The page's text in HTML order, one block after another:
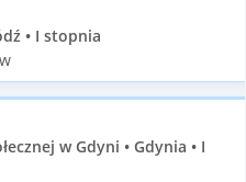
• I stopnia
w Gdyni • Gdynia • I